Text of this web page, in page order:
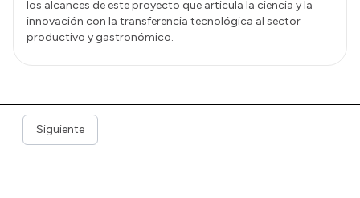
los alcances de este proyecto que articula la ciencia y la
innovación con la transferencia tecnológica al sector
productivo y gastronómico.
Siguiente